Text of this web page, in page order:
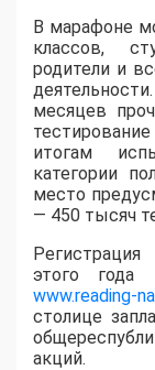
В марафоне
классов,
родители и
месяцев
итогам
категории
место
— 450 тысяч
этого года
www.reading-
столице
акций.